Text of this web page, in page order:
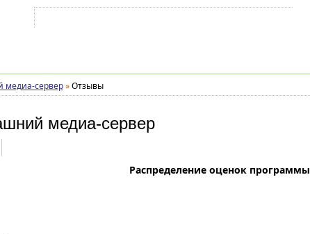
сервер » Отзывы
медиа-сервер
Распределение оценок программы